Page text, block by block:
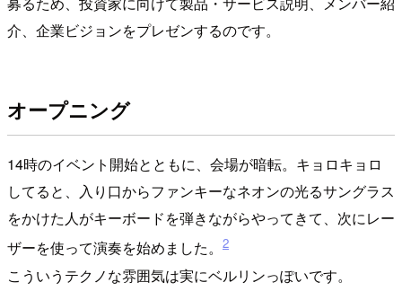
介、企業ビジョンをプレゼンするのです。
オープニング
14時のイベント開始とともに、会場が暗転。キョロキョロ
してると、入り口からファンキーなネオンの光るサングラス
をかけた人がキーボードを弾きながらやってきて、次にレー
ザーを使って演奏を始めました。 2
こういうテクノな雰囲気は実にベルリンっぽいです。